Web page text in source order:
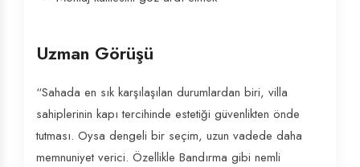
Uzman Görüşü
“Sahada en sık karşılaşılan durumlardan biri, villa
sahiplerinin kapı tercihinde estetiği güvenlikten önde
tutması. Oysa dengeli bir seçim, uzun vadede daha
memnuniyet verici. Özellikle Bandırma gibi nemli